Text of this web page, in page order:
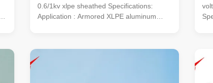
0.6/1kv xlpe sheathed Specifications:
Application : Armored XLPE aluminum
Unable bear external pressures and
tensions. sheath: PVC/XLPE Outer Sheath: